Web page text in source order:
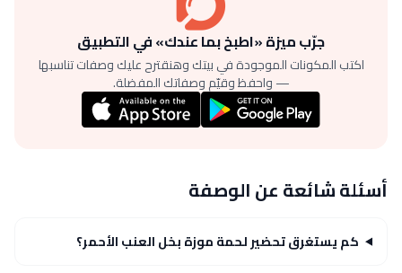
جرّب ميزة «اطبخ بما عندك» في التطبيق
اكتب المكونات الموجودة في بيتك وهنقترح عليك وصفات تناسبها
— واحفظ وقيّم وصفاتك المفضلة.
أسئلة شائعة عن الوصفة
كم يستغرق تحضير لحمة موزة بخل العنب الأحمر؟